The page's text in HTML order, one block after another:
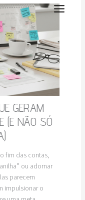
GERAM
(E NÃO SÓ
fim das contas,
ou adornar
parecem
impulsionar o